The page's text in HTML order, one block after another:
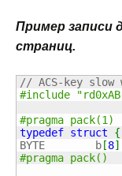
Пример записи
страниц.
// ACS-key slow
#include
#pragma pack(1)
typedef struct
{
BYTE        b [8]
#pragma pack()